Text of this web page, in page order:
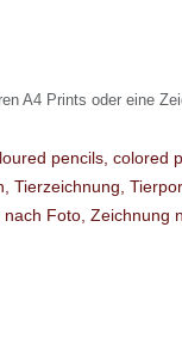
A4 Prints oder eine